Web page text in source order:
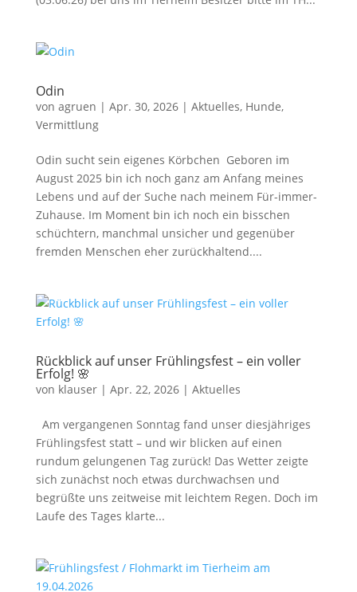
Odin
von agruen | Apr. 30, 2026| Aktuelles, Hunde,
Vermittlung
Odin sucht sein eigenes Körbchen Geboren im
August 2025 bin ich noch ganz am Anfang meines
Lebens und auf der Suche nach meinem Für-immer-
Zuhause. Im Moment bin ich noch ein bisschen
schüchtern, manchmal unsicher und gegenüber
fremden Menschen eher zurückhaltend....
Rückblick auf unser Frühlingsfest – ein voller
Erfolg! 🌸
von klauser| Apr. 22, 2026| Aktuelles
Am vergangenen Sonntag fand unser diesjähriges
Frühlingsfest statt – und wir blicken auf einen
rundum gelungenen Tag zurück! Das Wetter zeigte
sich zunächst noch etwas durchwachsen und
begrüßte uns zeitweise mit leichtem Regen. Doch im
Laufe des Tages klarte...